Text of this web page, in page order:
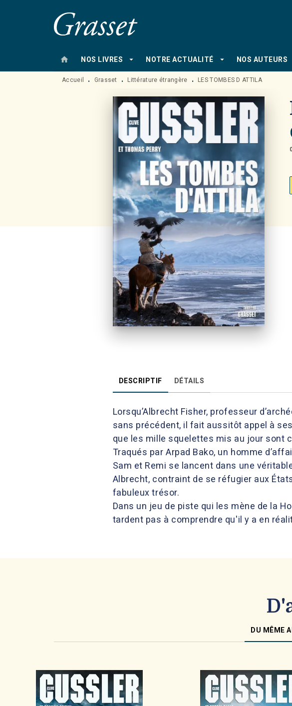
MENU RECHERCHE
home NOS LIVRES arrow_drop_down NOTRE ACTUALITÉ arrow_drop_down NOS AUTEURS
Accueil • Grasset • Littérature étrangère • LES TOMBES D ATTILA
DESCRIPTIF DÉTAILS
Lorsqu’Albrecht Fisher, professeur
sans précédent, il fait aussitôt appel à
que les mille squelettes mis au jour sont
Traqués par Arpad Bako, un homme
Sam et Remi se lancent dans une
Albrecht, contraint de se réfugier aux
fabuleux trésor.
Dans un jeu de piste qui les mène de la
tardent pas à comprendre qu'il y a en
DU MÊME